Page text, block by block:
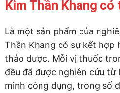
Kim Thần Khang có
Là một sản phẩm của
Thần Khang có sự kết hợp
thảo dược. Mỗi vị thuốc
đều đã được nghiên cứu từ
minh công dụng, trong số